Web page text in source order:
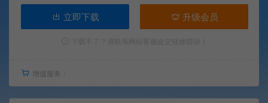
立即下载 升级会员
增值服务：